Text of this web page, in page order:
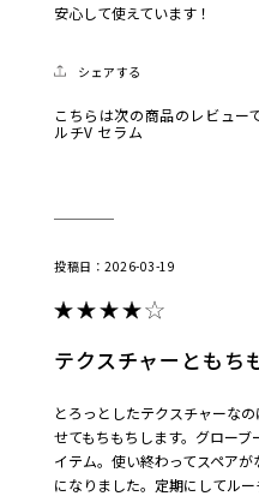
安心して使えています！
シェアする
こちらは次の商品のレビュー
ルチV セラム
2026-03-19
テクスチャーともち
とろっとしたテクスチャーな
せてもちもちします。グロー
イテム。使い終わってスペア
になりました。定期にしてル